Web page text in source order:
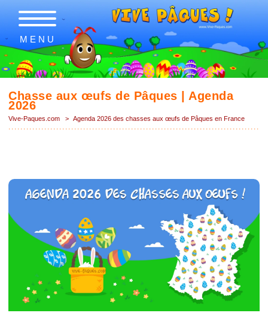
MENU
Chasse aux œufs de Pâques | Agenda
2026
Vive-Paques.com > Agenda 2026 des chasses aux œufs de Pâques en France